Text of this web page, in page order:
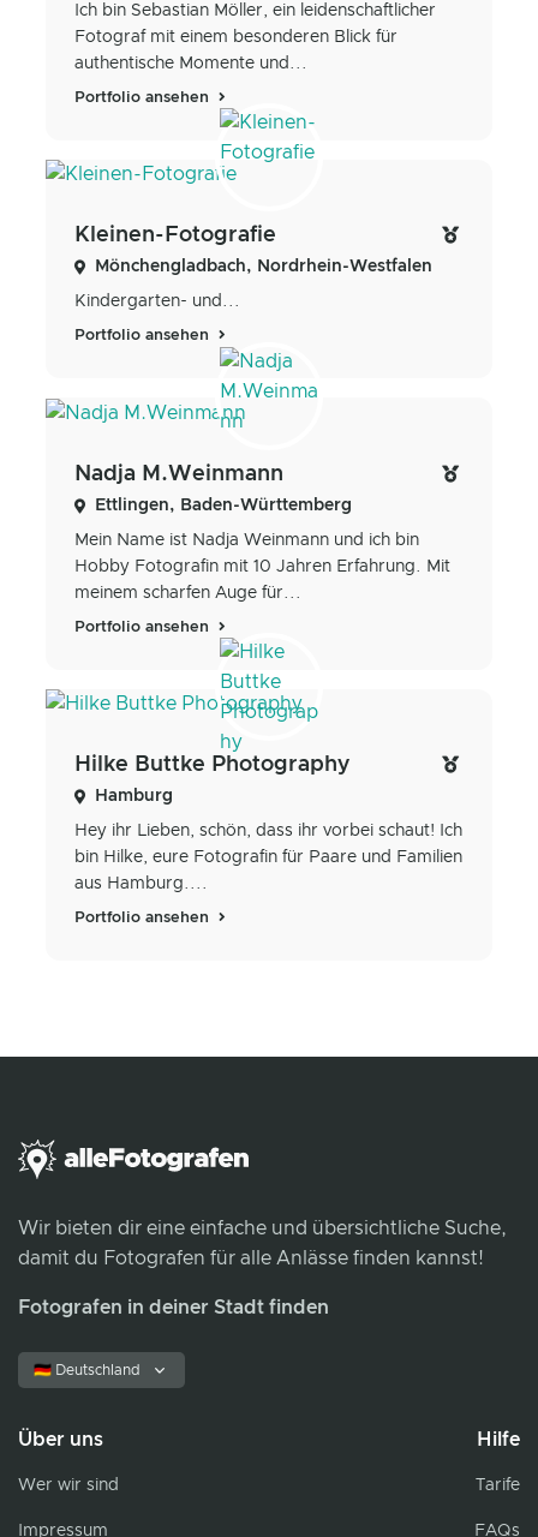
Ich bin Sebastian Möller, ein leidenschaftlicher
Fotograf mit einem besonderen Blick für
authentische Momente und...
Portfolio ansehen
Kleinen-Fotografie
Mönchengladbach, Nordrhein-Westfalen
Kindergarten- und...
Portfolio ansehen
Nadja M.Weinmann
Ettlingen, Baden-Württemberg
Mein Name ist Nadja Weinmann und ich bin
Hobby Fotografin mit 10 Jahren Erfahrung. Mit
meinem scharfen Auge für...
Portfolio ansehen
Hilke Buttke Photography
Hamburg
Hey ihr Lieben, schön, dass ihr vorbei schaut! Ich
bin Hilke, eure Fotografin für Paare und Familien
aus Hamburg....
Portfolio ansehen
Wir bieten dir eine einfache und übersichtliche Suche,
damit du Fotografen für alle Anlässe finden kannst!
Fotografen in deiner Stadt finden
🇩🇪 Deutschland
Über uns
Wer wir sind
Impressum
Hilfe
Tarife
FAQs